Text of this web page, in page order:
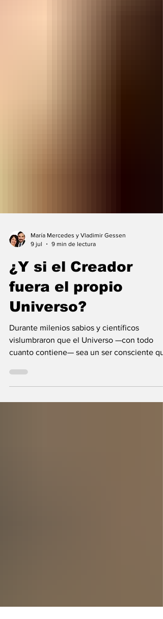
María Mercedes y Vladimir Gessen
9 jul
9 min de lectura
¿Y si el Creador
fuera el propio
Universo?
Durante milenios sabios y científicos
vislumbraron que el Universo —con todo